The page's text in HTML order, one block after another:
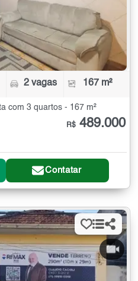
2 vagas 167 m²
com 3 quartos - 167 m²
R$ 489.000
Contatar